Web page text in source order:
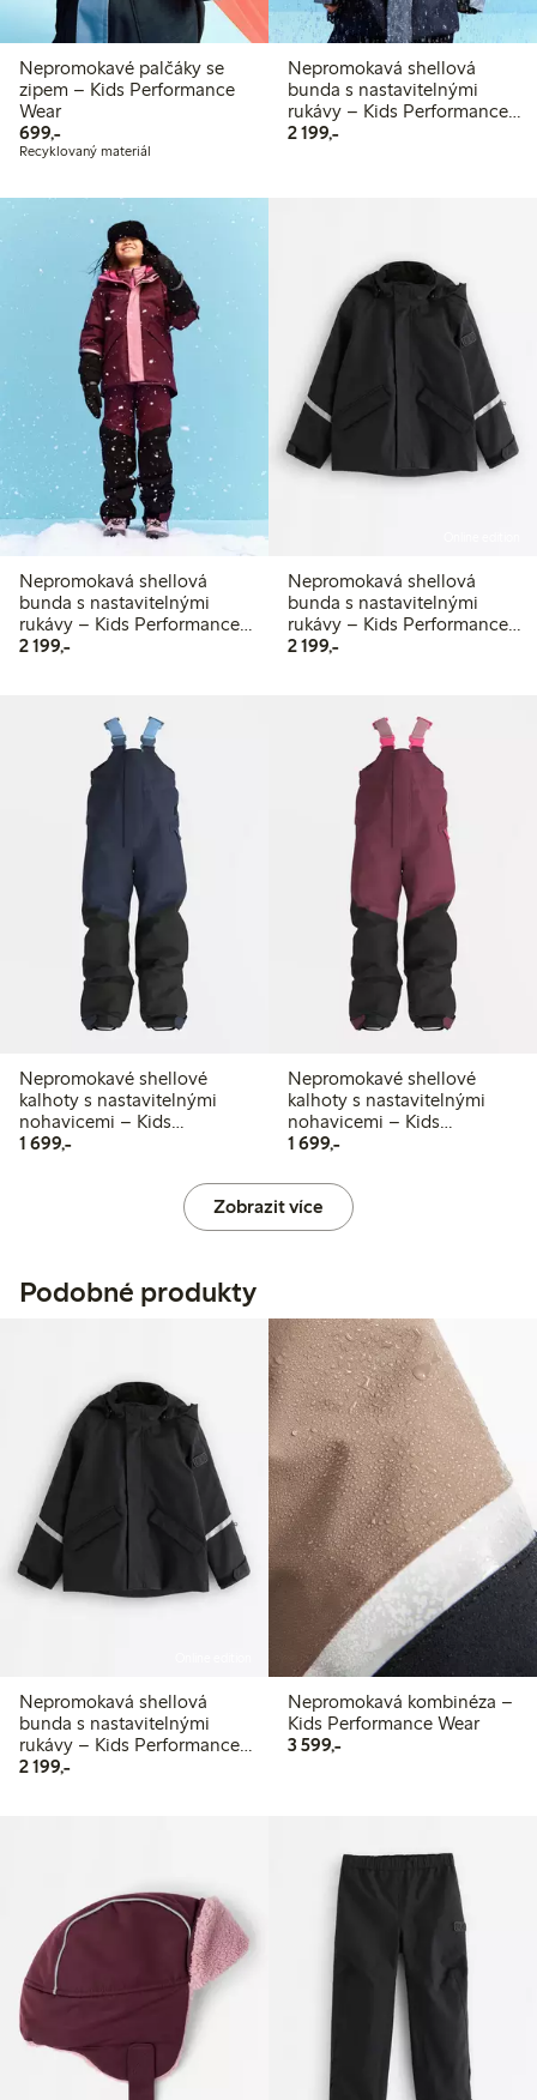
Nepromokavé palčáky se
zipem – Kids Performance
Wear
699,-699,00 Kč
Recyklovaný materiál
Nepromokavá shellová
bunda s nastavitelnými
rukávy – Kids Performance
Wear
2 199,-2 199,00 Kč
Nepromokavá shellová
bunda s nastavitelnými
rukávy – Kids Performance
Wear
2 199,-2 199,00 Kč
Nepromokavá shellová
bunda s nastavitelnými
rukávy – Kids Performance
Wear
2 199,-2 199,00 Kč
Nepromokavé shellové
kalhoty s nastavitelnými
nohavicemi – Kids
Performance Wear
1 699,-1 699,00 Kč
Nepromokavé shellové
kalhoty s nastavitelnými
nohavicemi – Kids
Performance Wear
1 699,-1 699,00 Kč
Zobrazit více
Podobné produkty
Nepromokavá shellová
bunda s nastavitelnými
rukávy – Kids Performance
Wear
2 199,-2 199,00 Kč
Nepromokavá kombinéza –
Kids Performance Wear
3 599,-3 599,00 Kč